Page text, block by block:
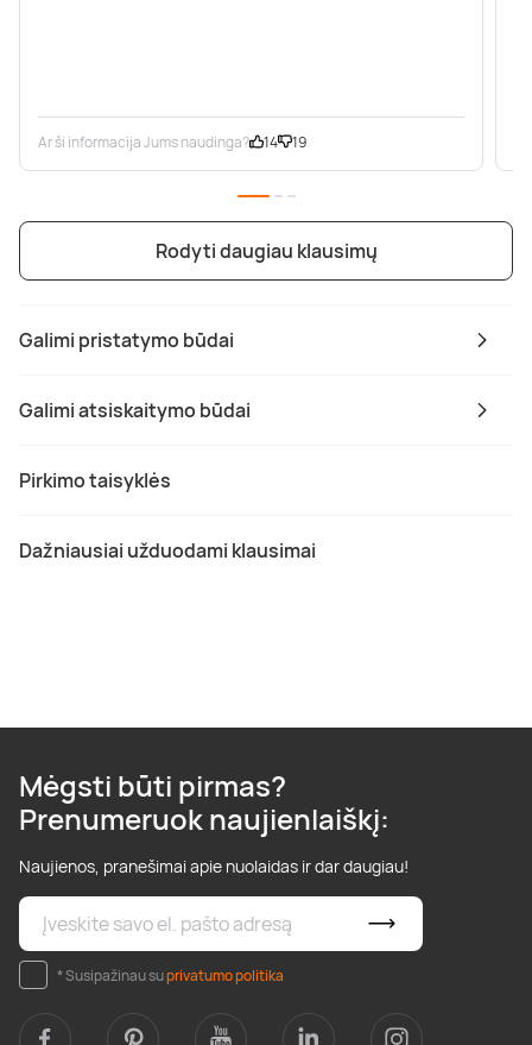
Galimi pristatymo būdai
Galimi atsiskaitymo būdai
Pirkimo taisyklės
Dažniausiai užduodami klausimai
Ar ši informacija Jums naudinga? 14 19
Rodyti daugiau klausimų
Mėgsti būti pirmas?
Prenumeruok naujienlaiškį:
Naujienos, pranešimai apie nuolaidas ir dar daugiau!
* Susipažinau suprivatumo politika